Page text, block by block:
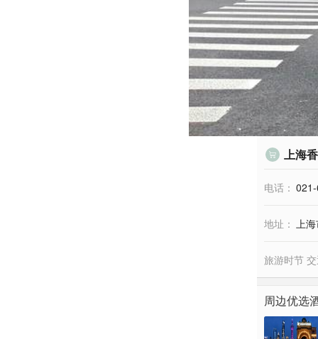
 上海
电话：
地址： 上
旅游时节
周边优选